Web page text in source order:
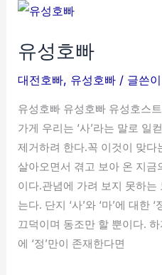
유성호빠
대전호빠, 유성호빠 / 글쓴이
유성호빠 유성호빠 유성호스
가게 우리는 ‘사’라는 말로 일
제거하려 한다.꼭 이것이 맞
살아오면서 겪고 보아 온 지금
이다.관념에 가려 보지 못하
는다. 단지 ‘사’와 ‘마’에 대한
끄덕이며 동조만 할 뿐이다.
에 ‘정’만이 존재한다면
유
호
빠